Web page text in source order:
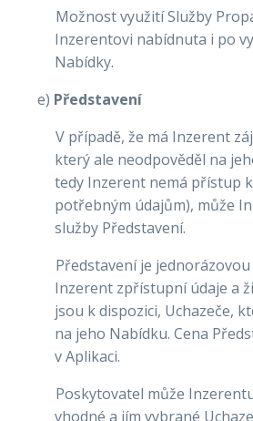
Možnost využití Služby
Inzerentovi nabídnuta i po
Nabídky.
e) Představení
V případě, že má Inzerent
který ale neodpověděl na
tedy Inzerent nemá přístup
potřebným údajům), může
služby Představení.
Představení je
Inzerent zpřístupní údaje a
jsou k dispozici, Uchazeče,
na jeho Nabídku. Cena
v Aplikaci.
Poskytovatel může
vhodné a jím vybrané